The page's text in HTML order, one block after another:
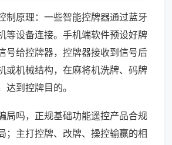
制原理：一些智能控牌器通过蓝牙
等设备连接。手机端软件预设好牌
号给控牌器，控牌器接收到信号后
或机械结构，在麻将机洗牌、码牌
到控牌目的。
局吗，正规基础功能遥控产品合规
；主打控牌、改牌、操控输赢的相